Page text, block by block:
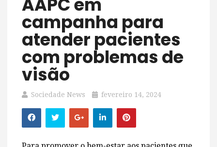
AAPC em
campanha para
atender pacientes
com problemas de
visão
Sociedade News fevereiro 14, 2024